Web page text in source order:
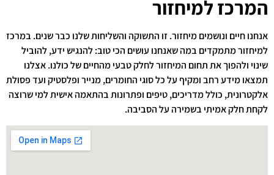
המרכז למיחזור
אנחנו חיים ונושמים מיחזור. זו התשוקה והשליחות שלנו כבר שנים. במרכז
למיחזור מתמקדים במה שאנחנו עושים הכי טוב: להנגיש ידע, להוביל
שינוי ולהפוך את תחום המיחזור לחלק טבעי מהחיים של כולנו. אצלנו
תמצאו מידע רחב ומקיף על כל סוגי החומרים, מנייר ופלסטיק ועד פסולת
אלקטרונית, כולל מדריכים, טיפים ופתרונות בהתאמה אישית למי שרוצה
לקחת חלק אמיתי בשמירה על הסביבה.